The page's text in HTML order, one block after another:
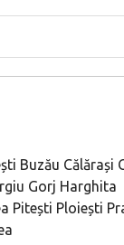
Buzău Călărași
Gorj Harghita
Pitești Ploiești